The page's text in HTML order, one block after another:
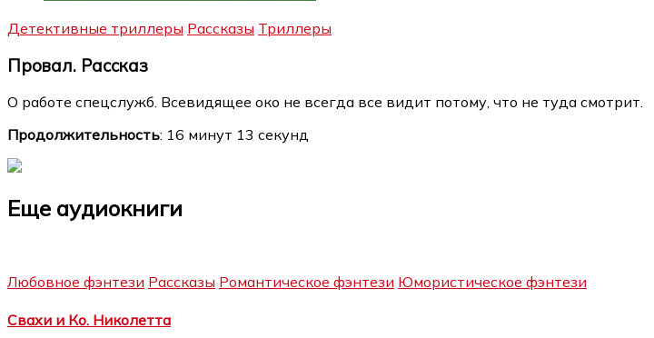
Детективные триллеры Рассказы Триллеры
Провал. Рассказ
О работе спецслужб. Всевидящее око не всегда все видит потому, что не туда смотрит.
Продолжительность: 16 минут 13 секунд
Еще аудиокниги
Любовное фэнтези Рассказы Романтическое фэнтези Юмористическое фэнтези
Свахи и Ко. Николетта